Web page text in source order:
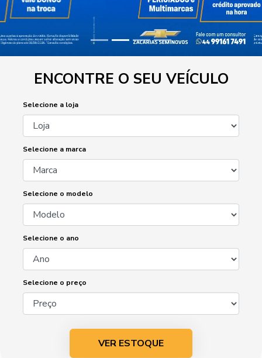
ENCONTRE O SEU VEÍCULO
Selecione a loja
Selecione a marca
Selecione o modelo
Selecione o ano
Selecione o preço
VER ESTOQUE